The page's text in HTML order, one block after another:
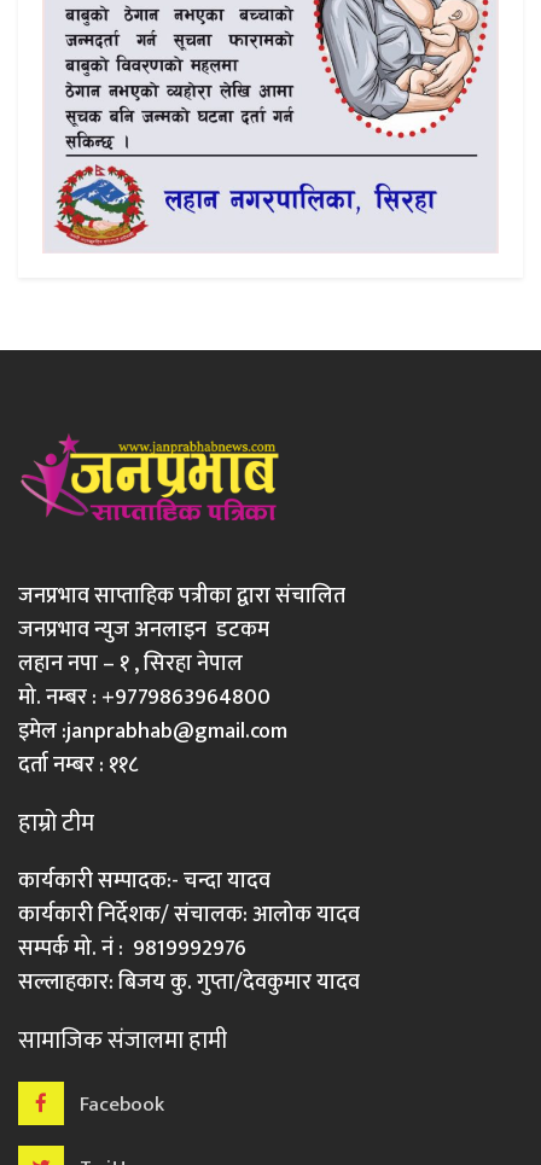
जनप्रभाव साप्ताहिक पत्रीका द्वारा संचालित
जनप्रभाव न्युज अनलाइन डटकम
लहान नपा – १ , सिरहा नेपाल
मो. नम्बर : +9779863964800
इमेल :janprabhab@gmail.com
दर्ता नम्बर : ११८
हाम्रो टीम
कार्यकारी सम्पादक:- चन्दा यादव
कार्यकारी निर्देशक/ संचालक: आलोक यादव
सम्पर्क मो. नं : 9819992976
सल्लाहकार: बिजय कु. गुप्ता/देवकुमार यादव
सामाजिक संजालमा हामी
Facebook